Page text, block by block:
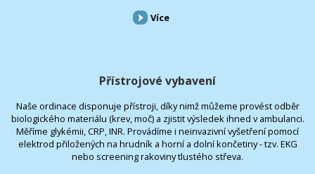
Více
Přístrojové vybavení
Naše ordinace disponuje přístroji, díky nimž můžeme provést odběr
biologického materiálu (krev, moč) a zjistit výsledek ihned v ambulanci.
Měříme glykémii, CRP, INR. Provádíme i neinvazivní vyšetření pomocí
elektrod přiložených na hrudník a horní a dolní končetiny - tzv. EKG
nebo screening rakoviny tlustého střeva.